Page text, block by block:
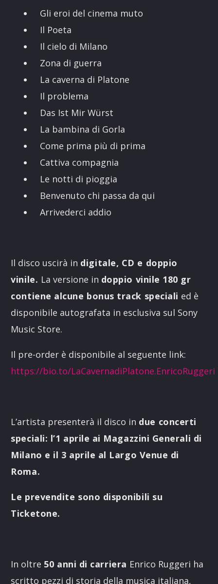
Gli eroi del cinema muto
Il Poeta
Il cielo di Milano
Zona di guerra
La caverna di Platone
Il problema
Das Ist Mir Würst
La bambina di Gorla
Come prima più di prima
Cattiva compagnia
Le notti di pioggia
Benvenuto chi passa da qui
Arrivederci addio
Il disco uscirà in digitale, CD e doppio
vinile. La versione in doppio vinile 180 gr
contiene alcune bonus track speciali ed è
disponibile autografata in esclusiva sul Sony
Music Store.
Il pre-order è disponibile al seguente link:
https://bio.to/LaCavernadiPlatone.EnricoRuggeri
L’artista presenterà il disco in due concerti
speciali: l’1 aprile ai Magazzini Generali di
Milano e il 3 aprile al Largo Venue di
Roma.
Le prevendite sono disponibili su
Ticketone.
In oltre 50 anni di carriera Enrico Ruggeri ha
scritto pezzi di storia della musica italiana,